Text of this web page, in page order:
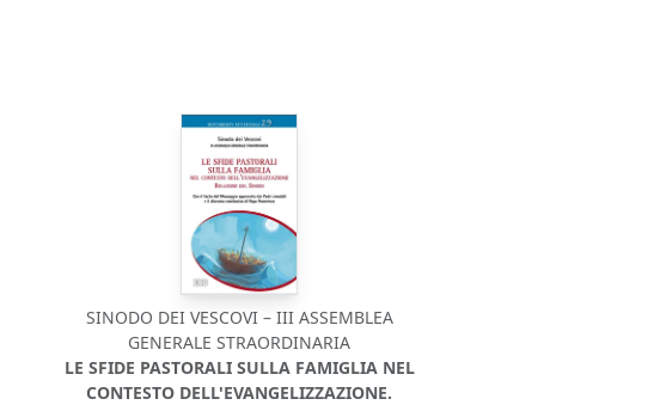
SINODO DEI VESCOVI – III ASSEMBLEA
GENERALE STRAORDINARIA
LE SFIDE PASTORALI SULLA FAMIGLIA NEL
CONTESTO DELL'EVANGELIZZAZIONE.